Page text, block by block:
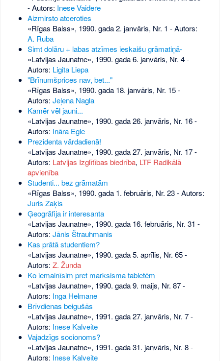
- Autors: Inese Vaidere
Aizmirsto atceroties
«Rīgas Balss», 1990. gada 2. janvāris, Nr. 1 - Autors:
A. Ruba
Simt dolāru + labas atzīmes ieskaišu grāmatiņā-
«Latvijas Jaunatne», 1990. gada 6. janvāris, Nr. 4-
Autors: Ligita Liepa
"Brīnumšprices nav, bet..."
«Rīgas Balss», 1990. gada 18. janvāris, Nr. 15-
Autors: Jeļena Nagla
Kamēr vēl jauni...
«Latvijas Jaunatne», 1990. gada 26. janvāris, Nr. 16-
Autors: Ināra Egle
Prezidenta vārdadienā!
«Latvijas Jaunatne», 1990. gada 27. janvāris, Nr. 17-
Autors: Latvijas Izglītības biedrība, LTF Radikālā
apvienība
Studenti... bez grāmatām
«Rīgas Balss», 1990. gada 1. februāris, Nr. 23- Autors:
Juris Zaķis
Ģeogrāfija ir interesanta
«Latvijas Jaunatne», 1990. gada 16. februāris, Nr. 31 -
Autors: Jānis Štrauhmanis
Kas prātā studentiem?
«Latvijas Jaunatne», 1990. gada 5. aprīlis, Nr. 65-
Autors: Z. Žunda
Ko iemainīsim pret marksisma tabletēm
«Latvijas Jaunatne», 1990. gada 9. maijs, Nr. 87-
Autors: Inga Helmane
Brīvdienas beigušās
«Latvijas Jaunatne», 1991. gada 27. janvāris, Nr. 7-
Autors: Inese Kalveite
Vajadzīgs socionoms?
«Latvijas Jaunatne», 1991. gada 31. janvāris, Nr. 8-
Autors: Inese Kalveite